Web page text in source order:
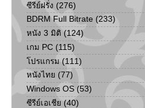
ซีรีย์ฝรั่ง (276)
BDRM Full Bitrate (233)
หนัง 3 มิติ (124)
เกม PC (115)
โปรแกรม (111)
หนังไทย (77)
Windows OS (53)
ซีรีย์เอเชีย (40)